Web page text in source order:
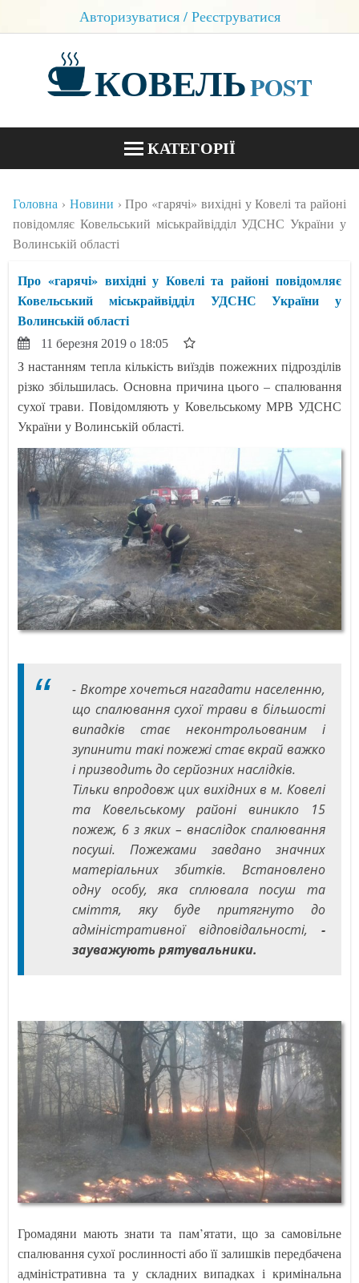
Авторизуватися / Реєструватися
КОВЕЛЬPOST
КАТЕГОРІЇ
БЛОГИ
Головна Новини
Про «гарячі» вихідні у Ковелі та районі
повідомляє Ковельський міськрайвідділ УДСНС України у
Волинській області
Про «гарячі» вихідні у Ковелі та районі повідомляє
Ковельський міськрайвідділ УДСНС України у
Волинській області
11 березня 2019 о 18:05
З настанням тепла кількість виїздів пожежних підрозділів
різко збільшилась. Основна причина цього – спалювання
сухої трави. Повідомляють у Ковельському МРВ УДСНС
України у Волинській області.
- Вкотре хочеться нагадати населенню,
що спалювання сухої трави в більшості
випадків стає неконтрольованим і
зупинити такі пожежі стає вкрай важко
і призводить до серйозних наслідків.
Тільки впродовж цих вихідних в м. Ковелі
та Ковельському районі виникло 15
пожеж, 6 з яких – внаслідок спалювання
посуші. Пожежами завдано значних
матеріальних збитків. Встановлено
одну особу, яка сплювала посуш та
сміття, яку буде притягнуто до
адміністративної відповідальності, -
зауважують рятувальники.
Громадяни мають знати та пам’ятати, що за самовільне
спалювання сухої рослинності або її залишків передбачена
адміністративна та у складних випадках і кримінальна